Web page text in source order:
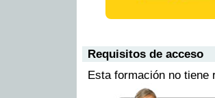
Requisitos de acceso
Esta formación no